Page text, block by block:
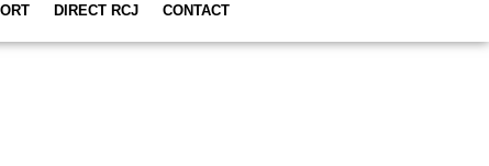
DIRECT RCJ CONTACT